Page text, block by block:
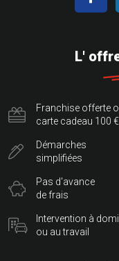
L'
Franchise offerte
carte cadeau 100 €
Démarches
simplifiées
Pas d'avance
de frais
Intervention à
ou au travail